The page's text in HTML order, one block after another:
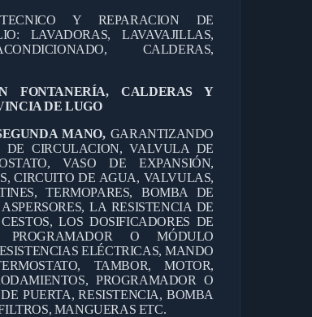
Y REPARACION DE
LAVADORAS, LAVAVAJILLAS,
CALDERAS,
FONTANERÍA, CALDERAS Y
DE LUGO
MANO,GARANTIZANDO
CIRCULACION, VALVULA DE
VASO DE EXPANSIÓN,
CIRCUITO DE AGUA, VALVULAS,
TERMOPARES, BOMBA DE
LA RESISTENCIA DE
LOS DOSIFICADORES DE
PROGRAMADOR O MÓDULO
ELÉCTRICAS, MANDO
TAMBOR, MOTOR,
PROGRAMADOR O
PUERTA, RESISTENCIA, BOMBA
MANGUERAS ETC.